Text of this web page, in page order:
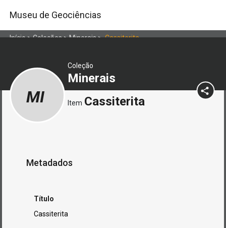
Museu de Geociências
Início>Coleções>Minerais>Cassiterita
Coleção
Minerais
MI Item Cassiterita
Metadados
Título
Cassiterita